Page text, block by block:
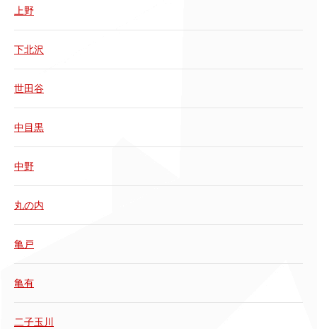
上野
下北沢
世田谷
中目黒
中野
丸の内
亀戸
亀有
二子玉川